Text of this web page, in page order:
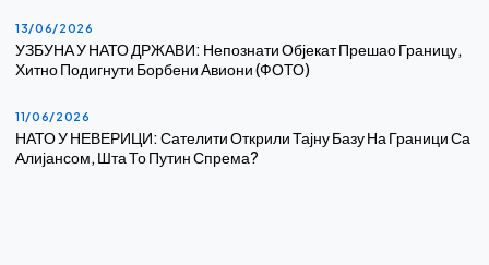
13/06/2026
УЗБУНА У НАТО ДРЖАВИ: Непознати Објекат Прешао Границу,
Хитно Подигнути Борбени Авиони (ФОТО)
11/06/2026
НАТО У НЕВЕРИЦИ: Сателити Открили Тајну Базу На Граници Са
Алијансом, Шта То Путин Спрема?